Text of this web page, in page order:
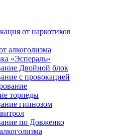
от наркотиков
алкоголизма
«Эспераль»
Двойной блок
с провокацией
торпеды
гипнозом
по Довженко